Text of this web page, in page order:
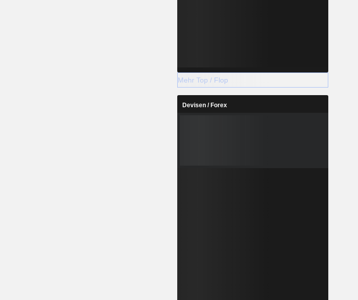
Mehr Top / Flop
Devisen / Forex